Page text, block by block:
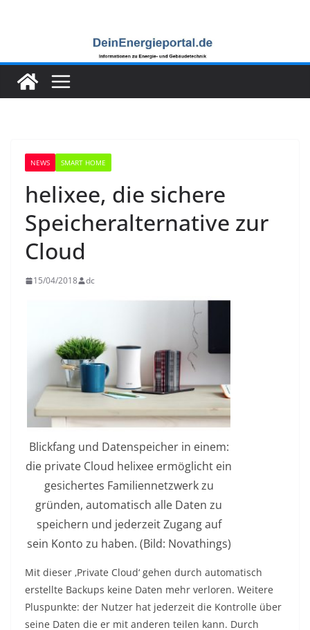
NEWS SMART HOME
helixee, die sichere
Speicheralternative zur
Cloud
15/04/2018 dc
Blickfang und Datenspeicher in einem:
die private Cloud helixee ermöglicht ein
gesichertes Familiennetzwerk zu
gründen, automatisch alle Daten zu
speichern und jederzeit Zugang auf
sein Konto zu haben. (Bild: Novathings)
Mit dieser ‚Private Cloud‘ gehen durch automatisch
erstellte Backups keine Daten mehr verloren. Weitere
Pluspunkte: der Nutzer hat jederzeit die Kontrolle über
seine Daten die er mit anderen teilen kann. Durch